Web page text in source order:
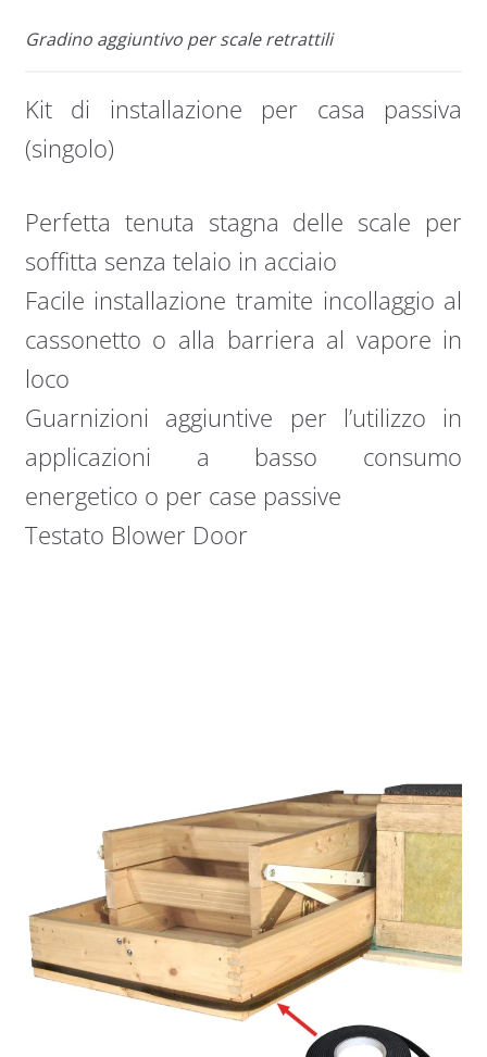
Gradino aggiuntivo per scale retrattili
Kit di installazione per casa passiva
(singolo)
Perfetta tenuta stagna delle scale per
soffitta senza telaio in acciaio
Facile installazione tramite incollaggio al
cassonetto o alla barriera al vapore in
loco
Guarnizioni aggiuntive per l’utilizzo in
applicazioni a basso consumo
energetico o per case passive
Testato Blower Door